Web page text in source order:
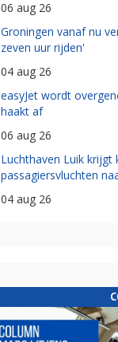
06 aug 26
Groningen vanaf nu
zeven uur rijden'
04 aug 26
easyJet wordt
haakt af
06 aug 26
Luchthaven Luik
passagiersvluchten
04 aug 26